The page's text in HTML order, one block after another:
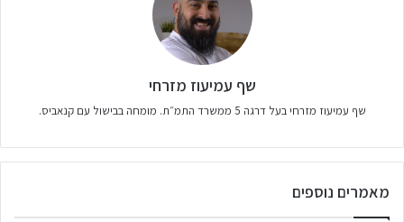
שף עמיעוז מזרחי
שף עמיעוז מזרחי בעל דרגה 5 ממשרד התמ״ת. מומחה בבישול עם קנאביס.
מאמרים נוספים